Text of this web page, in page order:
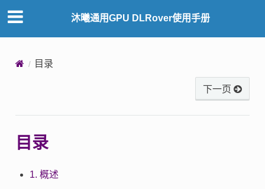
沐曦通用GPU DLRover使用手册
目录
下一页
目录
1. 概述